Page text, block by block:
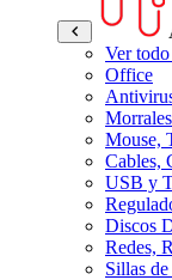
Ver
Office
Mouse,
Cables,
USB y
Discos
Redes,
Sillas